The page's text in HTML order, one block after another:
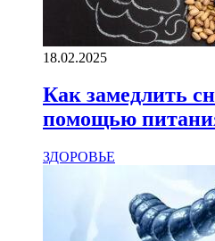
18.02.2025
Как замедлить
помощью
ЗДОРОВЬЕ